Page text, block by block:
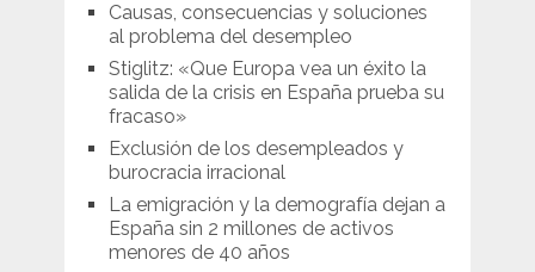
Causas, consecuencias y soluciones
al problema del desempleo
Stiglitz: «Que Europa vea un éxito la
salida de la crisis en España prueba su
fracaso»
Exclusión de los desempleados y
burocracia irracional
La emigración y la demografía dejan a
España sin 2 millones de activos
menores de 40 años